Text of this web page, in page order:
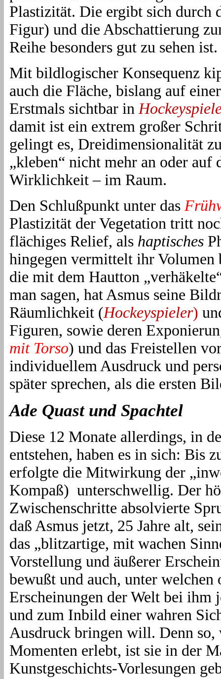
Plastizität. Die ergibt sich
Figur) und die Abschattierung
Reihe besonders gut zu sehen ist.
Mit bildlogischer Konsequenz
auch die Fläche, bislang auf
Erstmals sichtbar in
damit ist ein extrem großer
gelingt es, Dreidimensionalität
„kleben“ nicht mehr an oder
Wirklichkeit – im Raum.
Den Schlußpunkt unter das
Plastizität der Vegetation tritt
flächiges Relief, als haptisches
hingegen vermittelt ihr Volumen
die mit dem Hautton
man sagen, hat Asmus seine
Räumlichkeit (Hockeyspieler)
Figuren, sowie deren
mit Torso) und das Freistellen
individuellem Ausdruck und
später sprechen, als die ersten
Ade Quast und Spachtel
Diese 12 Monate allerdings, in
entstehen, haben es in sich: Bis
erfolgte die Mitwirkung der
Kompaß) unterschwellig. Der
Zwischenschritte absolvierte
daß Asmus jetzt, 25 Jahre alt,
das „blitzartige, mit wachen
Vorstellung und äußerer
bewußt und auch, unter
Erscheinungen der Welt bei ihm
und zum Inbild einer wahren
Ausdruck bringen will. Denn so,
Momenten erlebt, ist sie in der
Kunstgeschichts-Vorlesungen